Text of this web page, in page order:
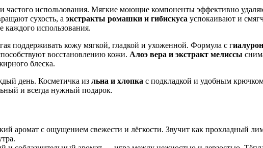
использования. Мягкие моющие компоненты эффективно
сухость, а экстракты ромашки и гибискуса успокаивают и
каждого использования.
поддерживать кожу мягкой, гладкой и ухоженной. Формула с г
восстановлению кожи. Алоэ вера и экстракт мелиссы
блеска.
день. Косметичка из льна и хлопка с подкладкой и удобным
и всегда нужный подарок.
аромат с ощущением свежести и лёгкости. Звучит как прохладный